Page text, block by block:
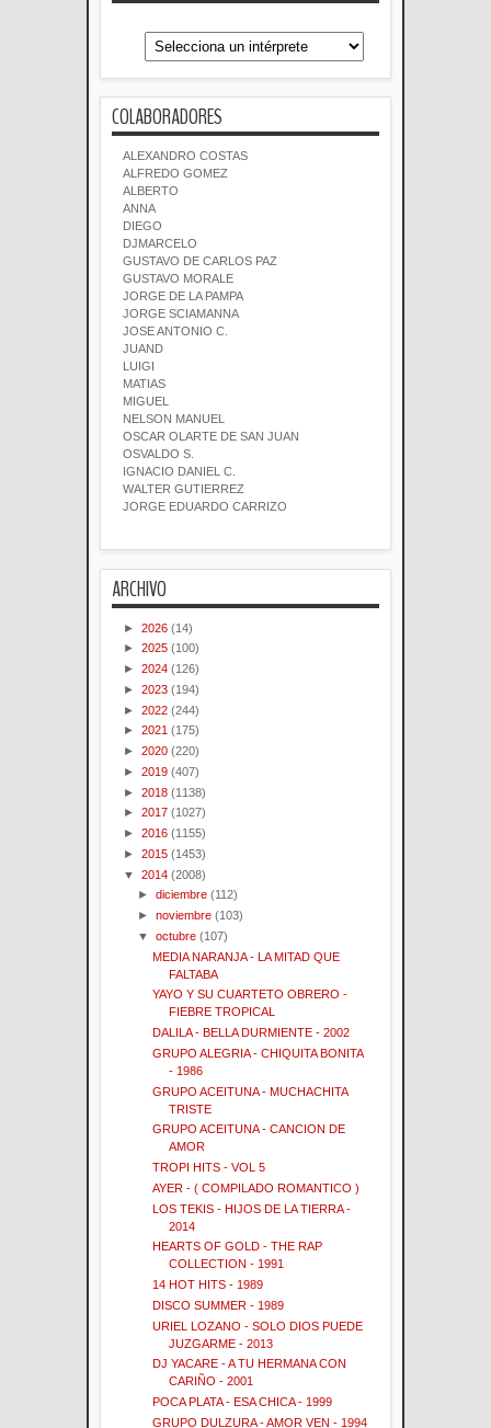
COLABORADORES
ALEXANDRO COSTAS
ALFREDO GOMEZ
ALBERTO
ANNA
DIEGO
DJMARCELO
GUSTAVO DE CARLOS PAZ
GUSTAVO MORALE
JORGE DE LA PAMPA
JORGE SCIAMANNA
JOSE ANTONIO C.
JUAND
LUIGI
MATIAS
MIGUEL
NELSON MANUEL
OSCAR OLARTE DE SAN JUAN
OSVALDO S.
IGNACIO DANIEL C.
WALTER GUTIERREZ
JORGE EDUARDO CARRIZO
ARCHIVO
► 2026 (14)
► 2025 (100)
► 2024 (126)
► 2023 (194)
► 2022 (244)
► 2021 (175)
► 2020 (220)
► 2019 (407)
► 2018 (1138)
► 2017 (1027)
► 2016 (1155)
► 2015 (1453)
▼ 2014 (2008)
►diciembre (112)
►noviembre (103)
▼octubre (107)
MEDIA NARANJA - LA MITAD QUE
FALTABA
YAYO Y SU CUARTETO OBRERO -
FIEBRE TROPICAL
DALILA - BELLA DURMIENTE - 2002
GRUPO ALEGRIA - CHIQUITA BONITA
- 1986
GRUPO ACEITUNA - MUCHACHITA
TRISTE
GRUPO ACEITUNA - CANCION DE
AMOR
TROPI HITS - VOL 5
AYER - ( COMPILADO ROMANTICO )
LOS TEKIS - HIJOS DE LA TIERRA -
2014
HEARTS OF GOLD - THE RAP
COLLECTION - 1991
14 HOT HITS - 1989
DISCO SUMMER - 1989
URIEL LOZANO - SOLO DIOS PUEDE
JUZGARME - 2013
DJ YACARE - A TU HERMANA CON
CARIÑO - 2001
POCA PLATA - ESA CHICA - 1999
GRUPO DULZURA - AMOR VEN - 1994